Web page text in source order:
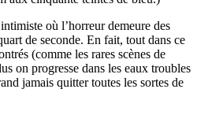
où l’horreur demeure des
de seconde. En fait, tout dans ce
(comme les rares scènes de
on progresse dans les eaux troubles
jamais quitter toutes les sortes de